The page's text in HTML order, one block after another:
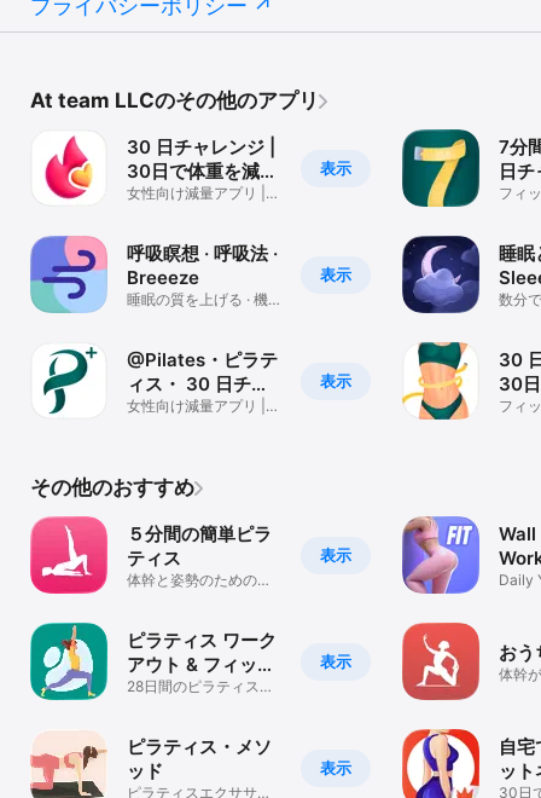
プライバシーポリシー
At team LLCのその他のアプリ
表示
30 日チャレンジ |
30日で体重を減ら
す
女性向け減量アプリ |
表示
呼吸瞑想 · 呼吸法 ·
Breeeze
睡眠の質を上げる · 機
表示
@Pilates・ピラテ
ィス・ 30 日チャ
レンジ
女性向け減量アプリ |
7分
日チ
フィ
睡眠
数分
30
30
を落
フィ
その他のおすすめ
表示
５分間の簡単ピラ
ティス
体幹と姿勢のためのエ
表示
ピラティス ワーク
アウト & フィット
ネス
28日間のピラティスワ
表示
ピラティス・メソ
ッド
ピラティスエクササイ
Daily
おう
体幹
自
ッ
30日